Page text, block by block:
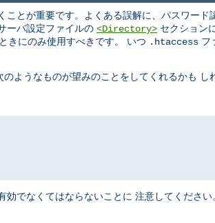
とが重要です。よくある誤解に、パスワード
ーバ設定ファイルの <Directory> セクション
きにのみ使用すべきです。 いつ .htaccess フ
ようなものが望みのことをしてくれるかも し
効でなくてはならないことに 注意してください